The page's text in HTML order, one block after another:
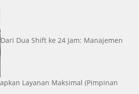
Dari Dua Shift ke 24 Jam: Manajemen
Layanan Maksimal (Pimpinan